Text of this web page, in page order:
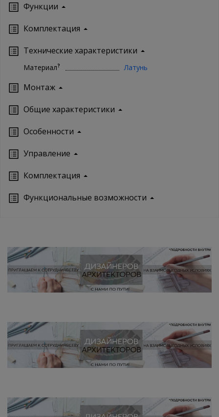
Функции
Комплектация
Технические характеристики
Материал? Латунь
Монтаж
Oбщие характеристики
Особенности
Управление
Кoмплектация
Функциональные возможности